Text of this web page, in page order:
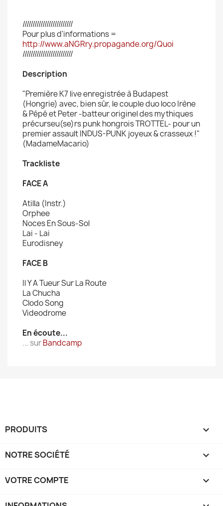
/////////////////////////
Pour plus d'informations =
http://www.aNGRry.propagande.org/Quoi
/////////////////////////
Description
"Première K7 live enregistrée à Budapest
(Hongrie) avec, bien sûr, le couple duo loco Irène
& Pépé et Peter -batteur originel des mythiques
précurseu(se)rs punk hongrois TROTTEL- pour un
premier assault INDUS-PUNK joyeux & crasseux !"
(MadameMacario)
Trackliste
FACE A
Atilla (Instr.)
Orphee
Noces En Sous-Sol
Lai - Lai
Eurodisney
FACE B
Il Y A Tueur Sur La Route
La Chucha
Clodo Song
Videodrome
En écoute...
... surBandcamp
PRODUITS 
NOTRE SOCIÉTÉ 
VOTRE COMPTE 